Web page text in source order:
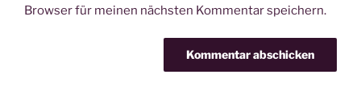
Browser für meinen nächsten Kommentar speichern.